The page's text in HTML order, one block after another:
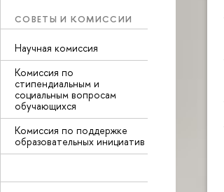
СОВЕТЫ И КОМИССИИ
Научная комиссия
Комиссия по
стипендиальным и
социальным вопросам
обучающихся
Комиссия по поддержке
образовательных инициатив